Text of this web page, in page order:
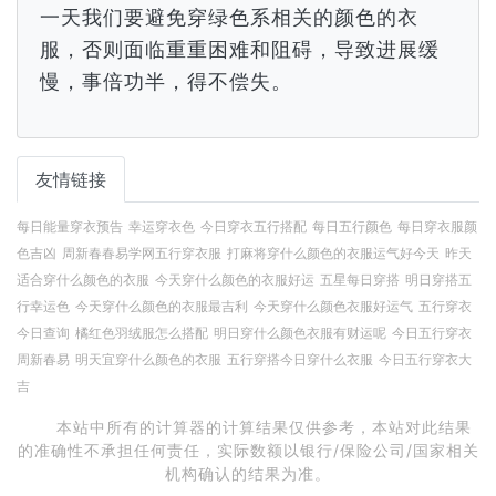
一天我们要避免穿绿色系相关的颜色的衣
服，否则面临重重困难和阻碍，导致进展缓
慢，事倍功半，得不偿失。
友情链接
每日能量穿衣预告 幸运穿衣色 今日穿衣五行搭配 每日五行颜色 每日穿衣服颜
色吉凶 周新春春易学网五行穿衣服 打麻将穿什么颜色的衣服运气好今天 昨天
适合穿什么颜色的衣服 今天穿什么颜色的衣服好运 五星每日穿搭 明日穿搭五
行幸运色 今天穿什么颜色的衣服最吉利 今天穿什么颜色衣服好运气 五行穿衣
今日查询 橘红色羽绒服怎么搭配 明日穿什么颜色衣服有财运呢 今日五行穿衣
周新春易 明天宜穿什么颜色的衣服 五行穿搭今日穿什么衣服 今日五行穿衣大
吉
本站中所有的计算器的计算结果仅供参考，本站对此结果
的准确性不承担任何责任，实际数额以银行/保险公司/国家相关
机构确认的结果为准。